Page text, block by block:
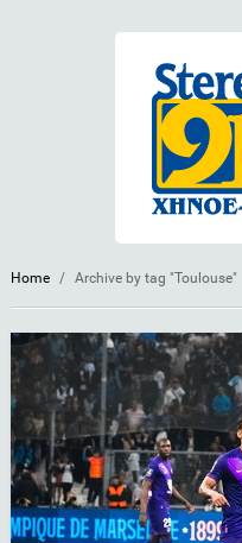
Home / Archive by tag "Toulouse"